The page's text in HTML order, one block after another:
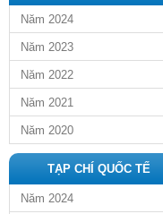
Năm 2024
Năm 2023
Năm 2022
Năm 2021
Năm 2020
TẠP CHÍ QUỐC TẾ
Năm 2024